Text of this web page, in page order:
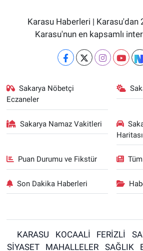
Karasu Haberleri | Karasu'dan
Karasu'nun en kapsamlı
Sakarya Nöbetçi
Eczaneler
Sakarya Namaz Vakitleri
Haritası
Puan Durumu ve Fikstür
Son Dakika Haberleri
KARASU KOCAALİ FERİZLİ
SİYASET
MAHALLELER SAĞLIK